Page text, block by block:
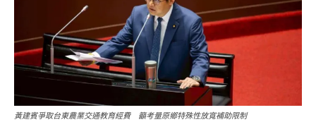
黃建賓爭取台東農業交通教育經費 籲考量原鄉特殊性放寬補助限制